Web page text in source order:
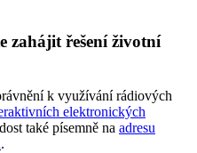
zahájit řešení životní
k využívání rádiových
elektronických
také písemně na adresu
.